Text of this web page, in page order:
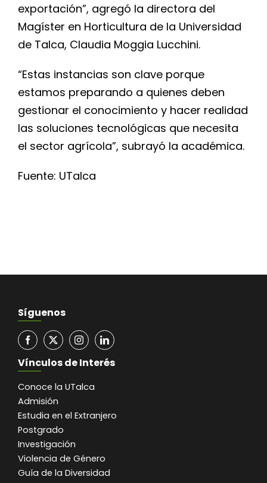
exportación”, agregó la directora del
Magíster en Horticultura de la Universidad
de Talca, Claudia Moggia Lucchini.
“Estas instancias son clave porque
estamos preparando a quienes deben
gestionar el conocimiento y hacer realidad
las soluciones tecnológicas que necesita
el sector agrícola”, subrayó la académica.
Fuente: UTalca
Síguenos
Vínculos de Interés
Conoce la UTalca
Admisión
Estudia en el Extranjero
Postgrado
Investigación
Violencia de Género
Guía de la Diversidad